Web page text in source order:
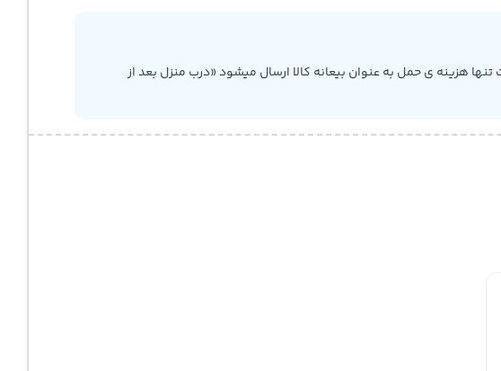
هزینه ی حمل به عنوان بیعانه کالا ارسال میشود «درب منزل بعد از